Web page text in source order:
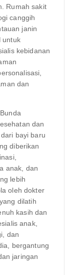
Rumah sakit
canggih
janin
untuk
kebidanan
dan
dan
bayi baru
diberikan
anak, dan
lebih
oleh dokter
dilatih
kasih dan
anak,
dan
bergantung
jaringan